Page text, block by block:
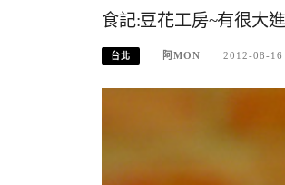
食記:豆花工房~有很大
台北 阿MON 2012-08-16